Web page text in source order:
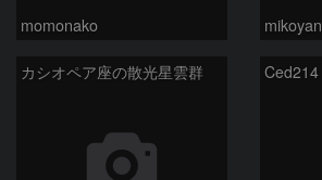
momonako mikoyan
カシオペア座の散光星雲群